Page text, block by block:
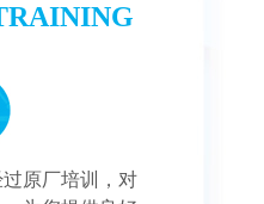
原厂培训，对